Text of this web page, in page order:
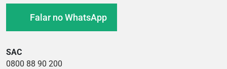
Falar no WhatsApp
SAC
0800 88 90 200